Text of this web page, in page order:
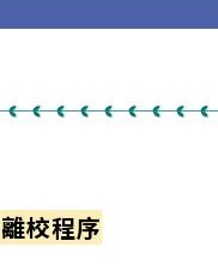
校程序